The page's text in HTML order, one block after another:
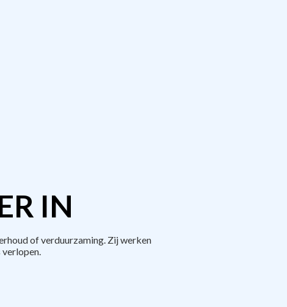
IN
of verduurzaming. Zij werken